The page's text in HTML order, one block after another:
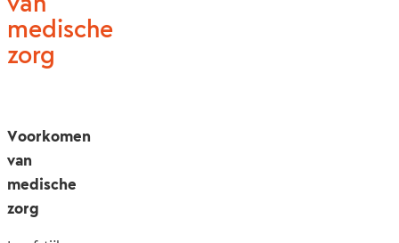
medische
zorg
Voorkomen
van
medische
zorg